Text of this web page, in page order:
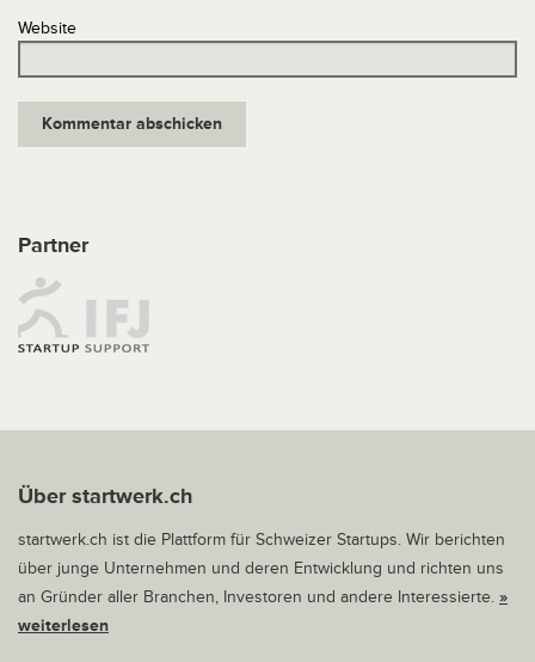
Website
Partner
Über startwerk.ch
startwerk.ch ist die Plattform für Schweizer Startups. Wir berichten
über junge Unternehmen und deren Entwicklung und richten uns
an Gründer aller Branchen, Investoren und andere Interessierte. »
weiterlesen